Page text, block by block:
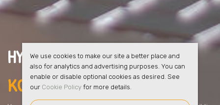
HYRESGÄSTERNA FÅRFULL
KOLL I FARSTA
We use cookies to make our site a better place and
also for analytics and advertising purposes. You can
enable or disable optional cookies as desired. See
our Cookie Policyfor more details.